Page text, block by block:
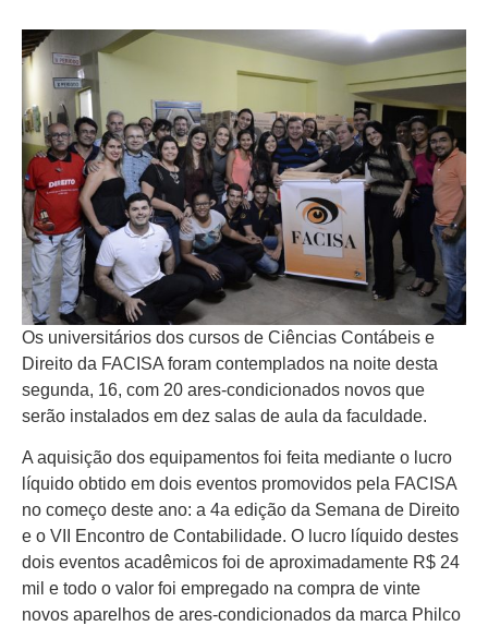
Os universitários dos cursos de Ciências Contábeis e
Direito da FACISA foram contemplados na noite desta
segunda, 16, com 20 ares-condicionados novos que
serão instalados em dez salas de aula da faculdade.
A aquisição dos equipamentos foi feita mediante o lucro
líquido obtido em dois eventos promovidos pela FACISA
no começo deste ano: a 4a edição da Semana de Direito
e o VII Encontro de Contabilidade. O lucro líquido destes
dois eventos acadêmicos foi de aproximadamente R$ 24
mil e todo o valor foi empregado na compra de vinte
novos aparelhos de ares-condicionados da marca Philco